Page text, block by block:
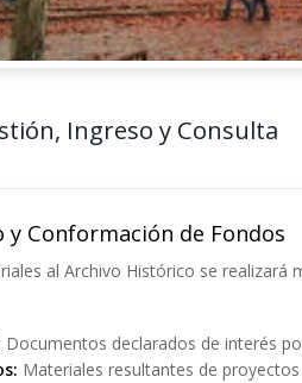
Ingreso y Consulta
Conformación de Fondos
al Archivo Histórico se
Documentos declarados de interés
Materiales resultantes de